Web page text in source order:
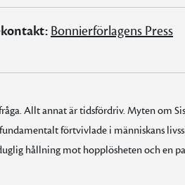
Bonnierförlagens Press
Allt annat är tidsfördriv. Myten om
förtvivlade i människans
hållning mot hopplösheten och en